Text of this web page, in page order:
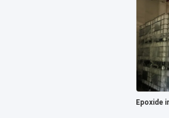
Epoxide